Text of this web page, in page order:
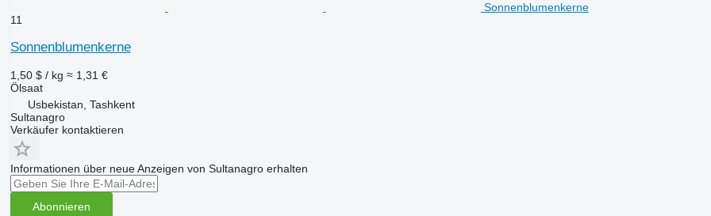
Sonnenblumenkerne
11
Sonnenblumenkerne
1,50 $ / kg ≈ 1,31 €
Ölsaat
Usbekistan, Tashkent
Sultanagro
Verkäufer kontaktieren
Informationen über neue Anzeigen von Sultanagro erhalten
Abonnieren